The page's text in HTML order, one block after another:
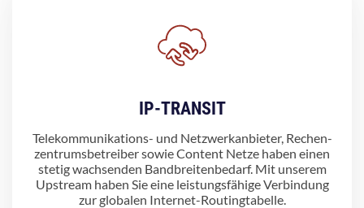
IP-TRANSIT
Telekommunikations- und Netzwerkanbieter, Rechen-
zentrumsbetreiber sowie Content Netze haben einen
stetig wachsenden Bandbreitenbedarf. Mit unserem
Upstream haben Sie eine leistungsfähige Verbindung
zur globalen Internet-Routingtabelle.